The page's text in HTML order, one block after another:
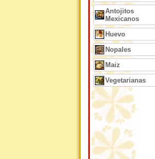
Antojitos
Mexicanos
Huevo
Nopales
Maiz
Vegetarianas